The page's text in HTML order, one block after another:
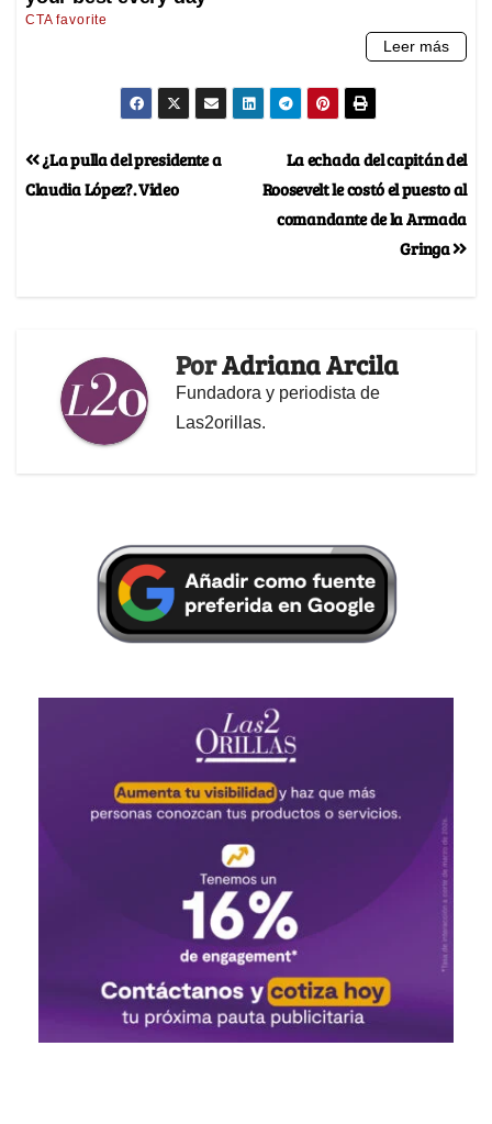
La echada del capitán del
Roosevelt le costó el puesto al
comandante de la Armada
Gringa
¿La pulla del presidente a
Claudia López?. Video
PorAdriana Arcila
Fundadora y periodista de
Las2orillas.